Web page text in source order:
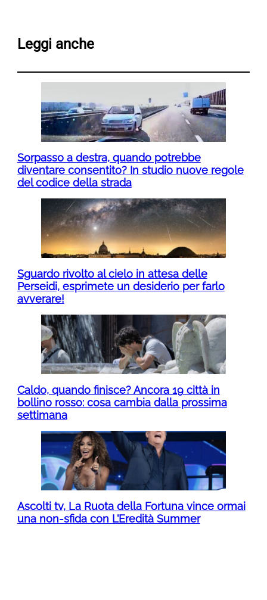
Leggi anche
Sorpasso a destra, quando potrebbe
diventare consentito? In studio nuove regole
del codice della strada
Sguardo rivolto al cielo in attesa delle
Perseidi, esprimete un desiderio per farlo
avverare!
Caldo, quando finisce? Ancora 19 città in
bollino rosso: cosa cambia dalla prossima
settimana
Ascolti tv, La Ruota della Fortuna vince ormai
una non-sfida con L’Eredità Summer